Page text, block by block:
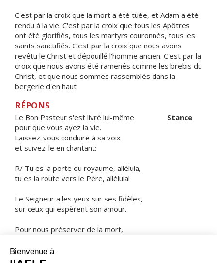
C'est par la croix que la mort a été tuée, et Adam a été
rendu à la vie. C'est par la croix que tous les Apôtres
ont été glorifiés, tous les martyrs couronnés, tous les
saints sanctifiés. C'est par la croix que nous avons
revêtu le Christ et dépouillé l'homme ancien. C'est par la
croix que nous avons été ramenés comme les brebis du
Christ, et que nous sommes rassemblés dans la
bergerie d'en haut.
RÉPONS
Le Bon Pasteur s'est livré lui-même Stance
pour que vous ayez la vie.
Laissez-vous conduire à sa voix
et suivez-le en chantant:
R/ Tu es la porte du royaume, alléluia,
tu es la route vers le Père, alléluia!
Le Seigneur a les yeux sur ses fidèles,
sur ceux qui espèrent son amour.
Pour nous préserver de la mort,